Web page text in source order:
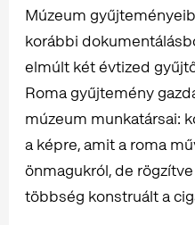
Múzeum
korábbi
elmúlt két évtized
Roma gyűjtemény
múzeum munkatársai:
a képre, amit a roma
önmagukról, de
többség konstruált a